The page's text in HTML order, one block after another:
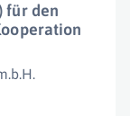
für den